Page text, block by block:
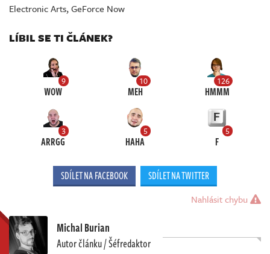
Electronic Arts,GeForce Now
LÍBIL SE TI ČLÁNEK?
9
WOW
10
MEH
126
HMMM
3
ARRGG
5
HAHA
5
F
SDÍLET NA FACEBOOK SDÍLET NA TWITTER
Nahlásit chybu
Michal Burian
Autor článku / Šéfredaktor